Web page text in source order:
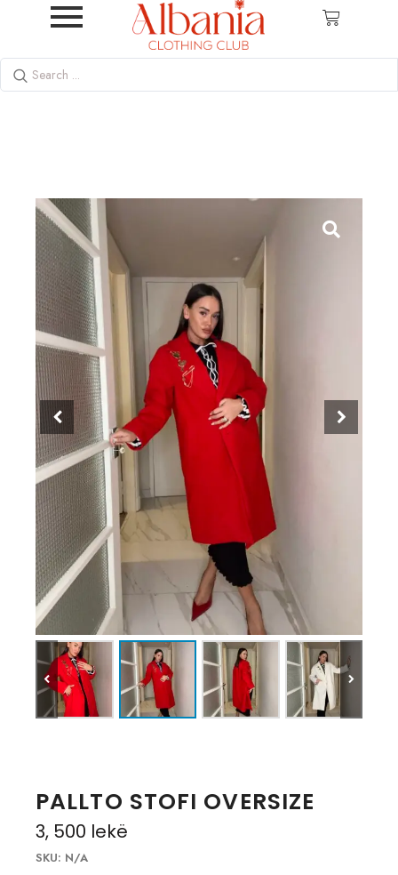
PALLTO STOFI OVERSIZE
3, 500 lekë
SKU: N/A